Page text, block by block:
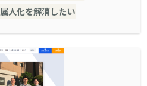
属人化を解消したい